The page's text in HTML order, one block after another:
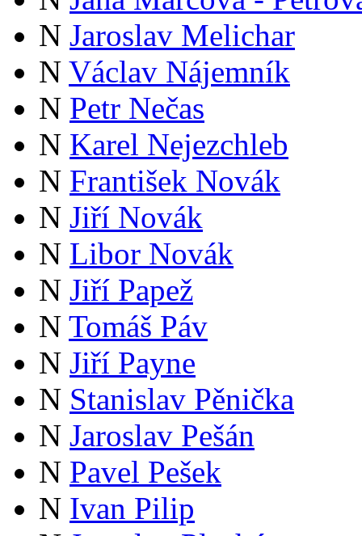
N Jaroslav Melichar
N Václav Nájemník
N Petr Nečas
N Karel Nejezchleb
N František Novák
N Jiří Novák
N Libor Novák
N Jiří Papež
N Tomáš Páv
N Jiří Payne
N Stanislav Pěnička
N Jaroslav Pešán
N Pavel Pešek
N Ivan Pilip